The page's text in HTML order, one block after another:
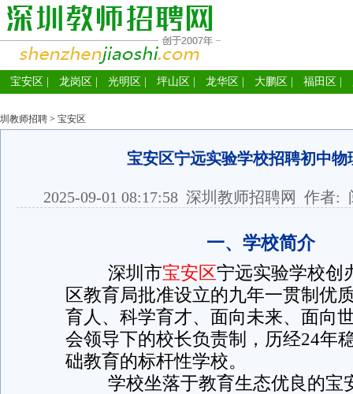
宝安区 龙岗区 光明区 坪山区 龙华区 大鹏区 福田区
圳教师招聘 > 宝安区
宝安区宁远实验学校招聘初中物
2025-09-01 08:17:58 深圳教师招聘网 作者:
一、学校简介
深圳市宝安区宁远实验学校创
区教育局批准设立的九年一贯制优
育人、科学育才、面向未来、面向
会领导下的校长负责制，历经24年
础教育的标杆性学校。
学校坐落于教育生态优良的宝